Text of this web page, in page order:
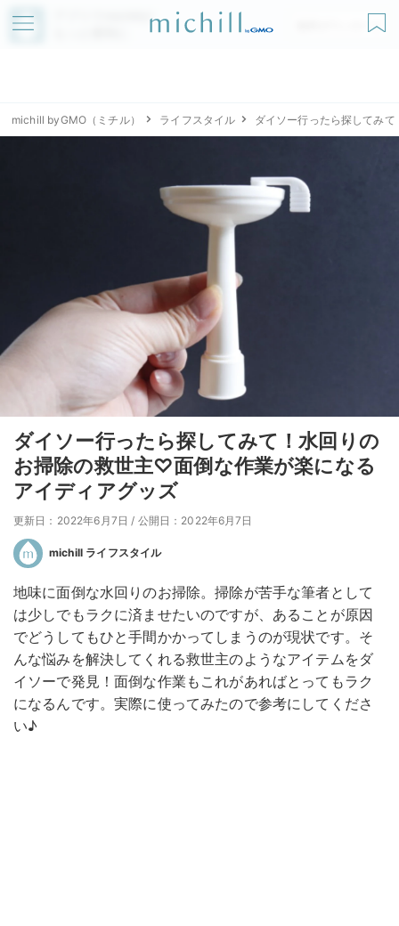
アプリでmichillが
無料ダウンロード
michill byGMO（ミチル） ライフスタイル ダイソー行ったら探してみ
ダイソー行ったら探してみて！水回りの
お掃除の救世主♡面倒な作業が楽になる
アイディアグッズ
更新日：2022年6月7日 / 公開日：2022年6月7日
michill ライフスタイル
地味に面倒な水回りのお掃除。掃除が苦手な筆者として
は少しでもラクに済ませたいのですが、あることが原因
でどうしてもひと手間かかってしまうのが現状です。そ
んな悩みを解決してくれる救世主のようなアイテムをダ
イソーで発見！面倒な作業もこれがあればとってもラク
になるんです。実際に使ってみたので参考にしてくださ
い♪